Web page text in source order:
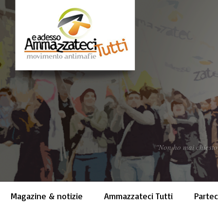
"Non ho mai
Magazine & notizie Ammazzateci Tutti